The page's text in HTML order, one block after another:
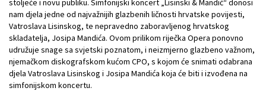
stoljeće i novu publiku. Simfonijski koncert „Lisinski & Mandić“ donosi
nam djela jedne od najvažnijih glazbenih ličnosti hrvatske povijesti,
Vatroslava Lisinskog, te nepravedno zaboravljenog hrvatskog
skladatelja, Josipa Mandića. Ovom prilikom riječka Opera ponovno
udružuje snage sa svjetski poznatom, i neizmjerno glazbeno važnom,
njemačkom diskografskom kućom CPO, s kojom će snimati odabrana
djela Vatroslava Lisinskog i Josipa Mandića koja će biti i izvođena na
simfonijskom koncertu.